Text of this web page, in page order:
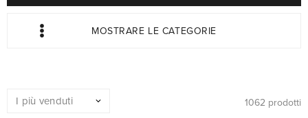
MOSTRARE LE CATEGORIE
1062 prodotti